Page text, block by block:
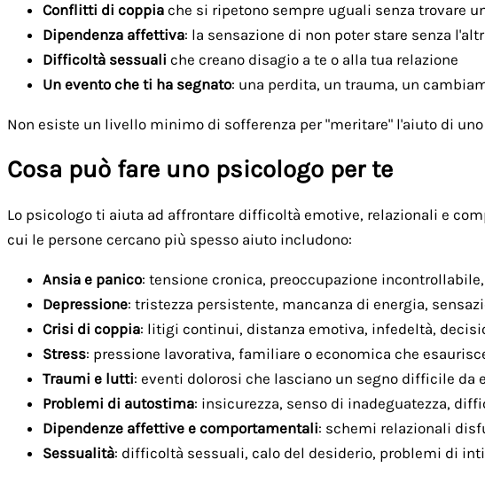
Conflitti di coppia che si ripetono sempre uguali senza trovare
Dipendenza affettiva: la sensazione di non poter stare senza
Difficoltà sessuali che creano disagio a te o alla tua relazione
Un evento che ti ha segnato: una perdita, un trauma, un
Non esiste un livello minimo di sofferenza per "meritare" l'aiuto di
Cosa può fare uno psicologo per te
Lo psicologo ti aiuta ad affrontare difficoltà emotive, relazionali e
cui le persone cercano più spesso aiuto includono:
Ansia e panico: tensione cronica, preoccupazione
Depressione: tristezza persistente, mancanza di energia,
Crisi di coppia: litigi continui, distanza emotiva, infedeltà,
Stress: pressione lavorativa, familiare o economica che
Traumi e lutti: eventi dolorosi che lasciano un segno difficile da
Problemi di autostima: insicurezza, senso di inadeguatezza,
Dipendenze affettive e comportamentali: schemi relazionali
Sessualità: difficoltà sessuali, calo del desiderio, problemi di